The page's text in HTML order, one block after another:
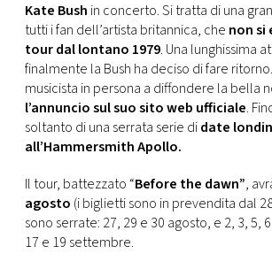
TV
PRINCIPATO
DI
MONACO
RMC
CONSIGLIA
Kate Bush in concerto. Si tratta di una
tutti i fan dell’artista britannica, che non si
tour dal lontano 1979. Una lunghissima
finalmente la Bush ha deciso di fare
musicista in persona a diffondere la bella
l’annuncio sul suo sito web ufficiale.
soltanto di una serrata serie didate
all’Hammersmith Apollo.
Il tour, battezzato “Before the dawn”,
agosto (i biglietti sono in prevendita dal
sono serrate: 27, 29 e 30 agosto, e 2, 3, 5,
17 e 19 settembre.